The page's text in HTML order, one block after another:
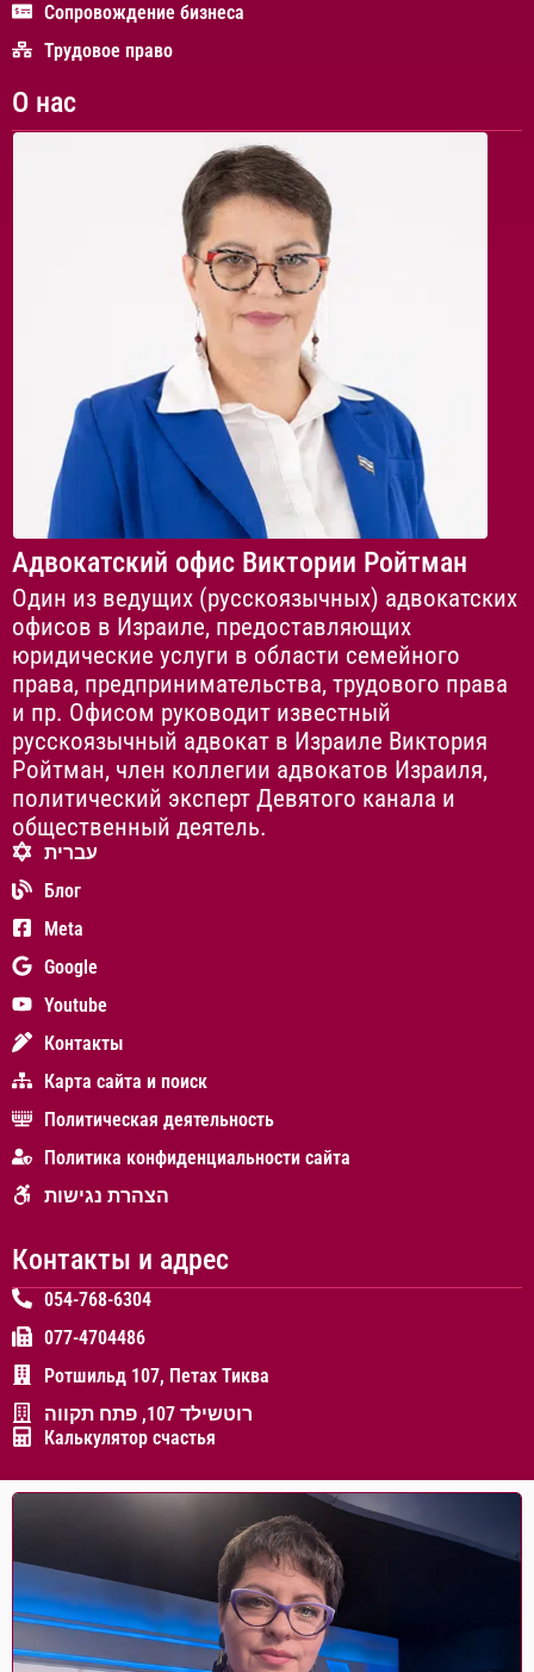
Сопровождение бизнеса
Трудовое право
О нас
Адвокатский офис Виктории Ройтман
Один из ведущих (русскоязычных) адвокатских
офисов в Израиле, предоставляющих
юридические услуги в области семейного
права, предпринимательства, трудового права
и пр. Офисом руководит известный
русскоязычный адвокат в Израиле Виктория
Ройтман, член коллегии адвокатов Израиля,
политический эксперт Девятого канала и
общественный деятель.
עברית
Блог
Meta
Google
Youtube
Контакты
Карта сайта и поиск
Политическая деятельность
Политика конфиденциальности сайта
הצהרת נגישות
Контакты и адрес
054-768-6304
077-4704486
Ротшильд 107, Петах Тиква
רוטשילד 107, פתח תקווה
Калькулятор счастья